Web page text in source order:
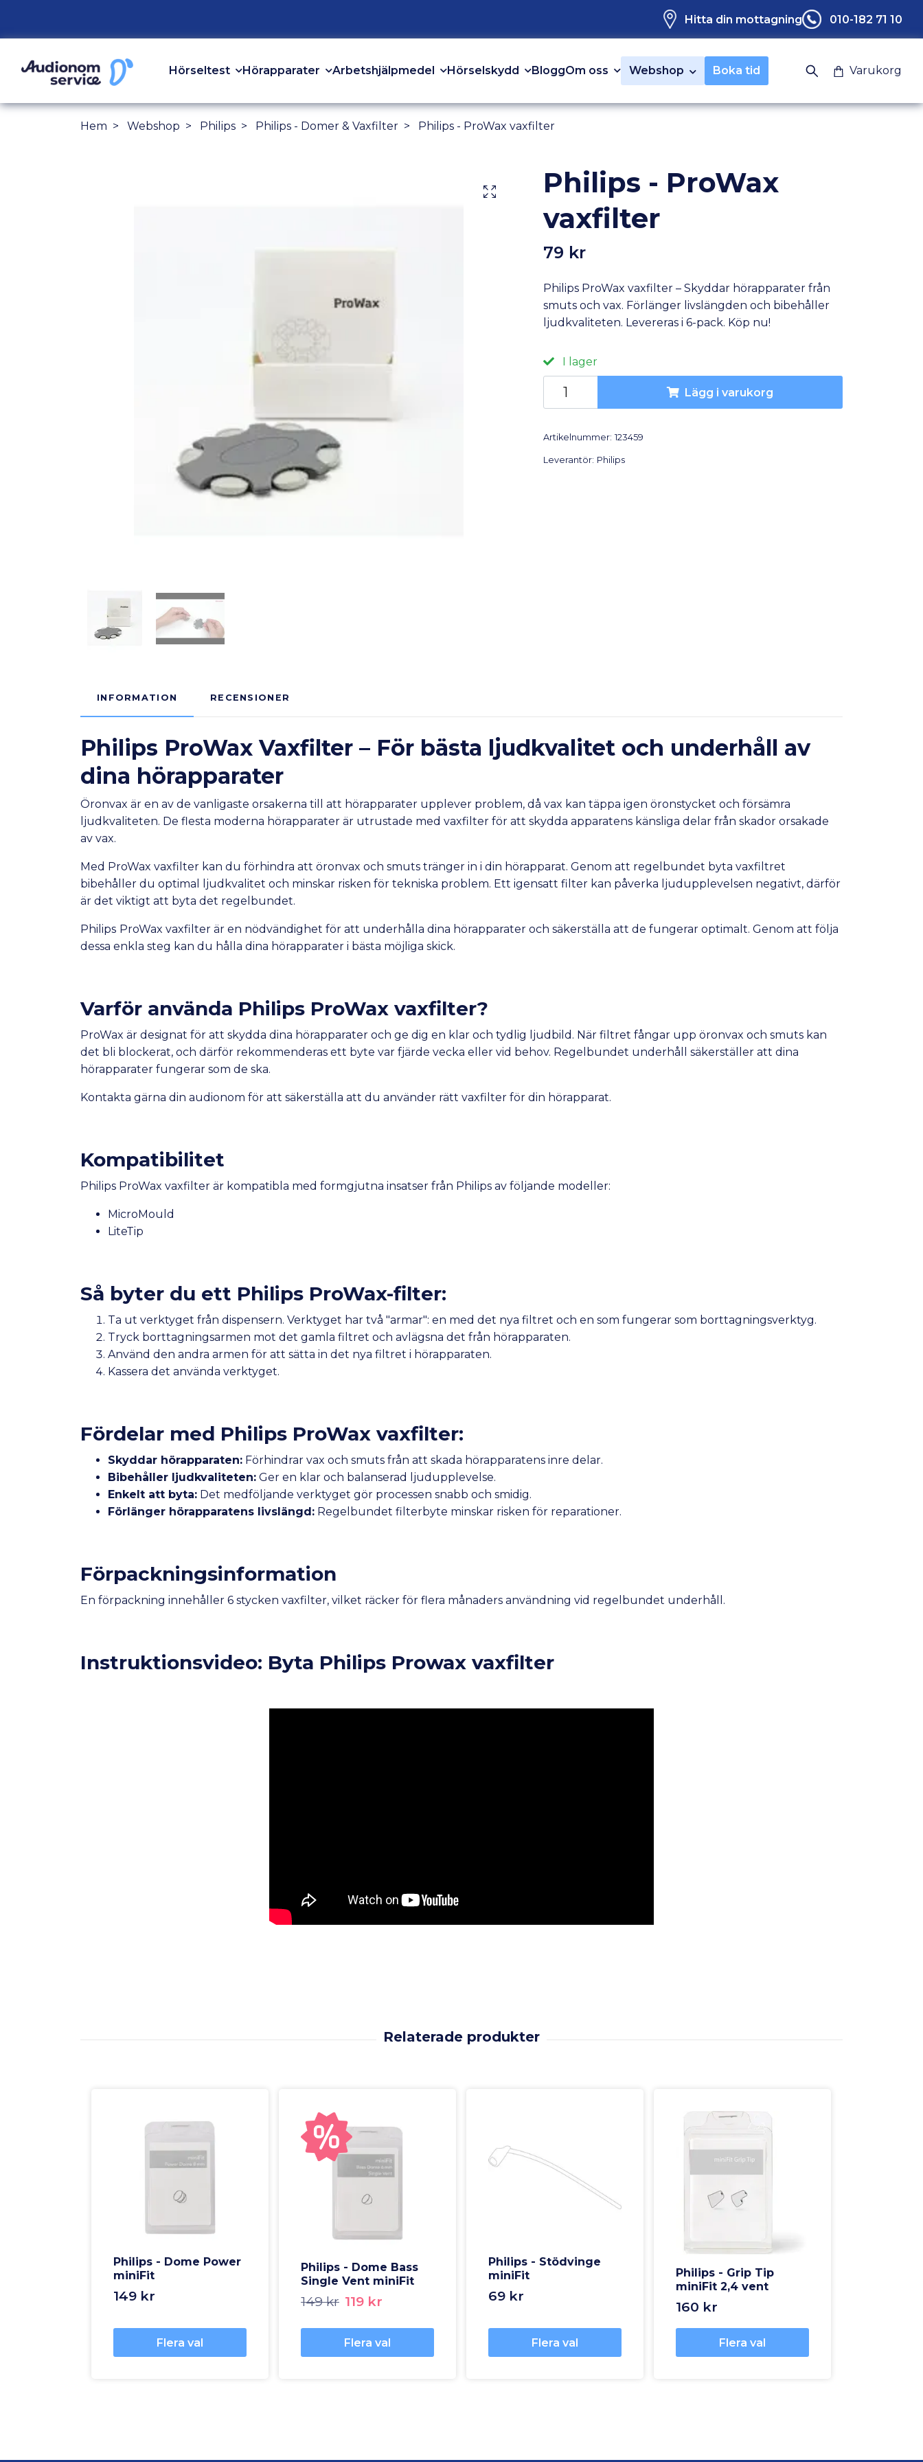
Hitta din mottagning 010-182 71 10
Hörseltest Hörapparater Arbetshjälpmedel Hörselskydd BloggOm oss Webshop Boka tid Varukorg
Hem Webshop Philips Philips - Domer & Vaxfilter Philips - ProWax vaxfilter
Philips - ProWax
vaxfilter
79 kr
Philips ProWax vaxfilter – Skyddar hörapparater från
smuts och vax. Förlänger livslängden och bibehåller
ljudkvaliteten. Levereras i 6-pack. Köp nu!
I lager
Lägg i varukorg
Artikelnummer: 123459
Leverantör: Philips
INFORMATION RECENSIONER
Philips ProWax Vaxfilter – För bästa ljudkvalitet och underhåll av
dina hörapparater
Öronvax är en av de vanligaste orsakerna till att hörapparater upplever problem, då vax kan täppa igen öronstycket och försämra
ljudkvaliteten. De flesta moderna hörapparater är utrustade med vaxfilter för att skydda apparatens känsliga delar från skador orsakade
av vax.
Med ProWax vaxfilter kan du förhindra att öronvax och smuts tränger in i din hörapparat. Genom att regelbundet byta vaxfiltret
bibehåller du optimal ljudkvalitet och minskar risken för tekniska problem. Ett igensatt filter kan påverka ljudupplevelsen negativt, därför
är det viktigt att byta det regelbundet.
Philips ProWax vaxfilter är en nödvändighet för att underhålla dina hörapparater och säkerställa att de fungerar optimalt. Genom att följa
dessa enkla steg kan du hålla dina hörapparater i bästa möjliga skick.
Varför använda Philips ProWax vaxfilter?
ProWax är designat för att skydda dina hörapparater och ge dig en klar och tydlig ljudbild. När filtret fångar upp öronvax och smuts kan
det bli blockerat, och därför rekommenderas ett byte var fjärde vecka eller vid behov. Regelbundet underhåll säkerställer att dina
hörapparater fungerar som de ska.
Kontakta gärna din audionom för att säkerställa att du använder rätt vaxfilter för din hörapparat.
Kompatibilitet
Philips ProWax vaxfilter är kompatibla med formgjutna insatser från Philips av följande modeller:
MicroMould
LiteTip
Så byter du ett Philips ProWax-filter:
Ta ut verktyget från dispensern. Verktyget har två "armar": en med det nya filtret och en som fungerar som borttagningsverktyg.
Tryck borttagningsarmen mot det gamla filtret och avlägsna det från hörapparaten.
Använd den andra armen för att sätta in det nya filtret i hörapparaten.
Kassera det använda verktyget.
Fördelar med Philips ProWax vaxfilter:
Skyddar hörapparaten: Förhindrar vax och smuts från att skada hörapparatens inre delar.
Bibehåller ljudkvaliteten: Ger en klar och balanserad ljudupplevelse.
Enkelt att byta: Det medföljande verktyget gör processen snabb och smidig.
Förlänger hörapparatens livslängd: Regelbundet filterbyte minskar risken för reparationer.
Förpackningsinformation
En förpackning innehåller 6 stycken vaxfilter, vilket räcker för flera månaders användning vid regelbundet underhåll.
Instruktionsvideo: Byta Philips Prowax vaxfilter
Philips - Dome Power
miniFit
149 kr
Flera val
Philips - Dome Bass
Single Vent miniFit
149 kr 119 kr
Flera val
Philips - Stödvinge
miniFit
69 kr
Flera val
Philips - Grip Tip
miniFit 2,4 vent
160 kr
Flera val